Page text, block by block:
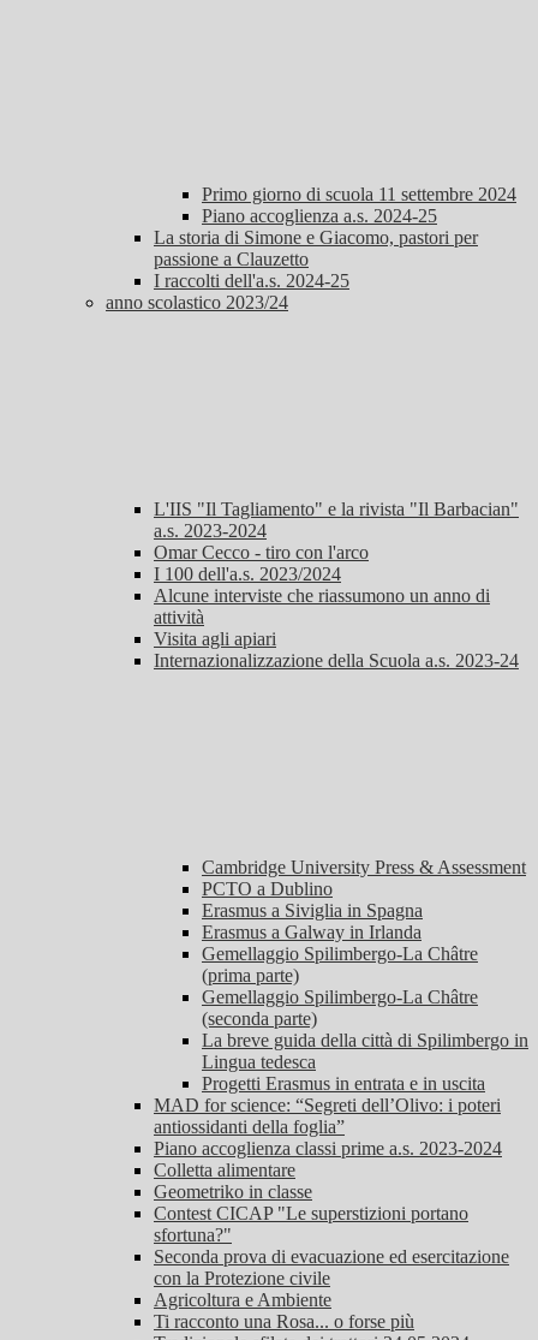
Primo giorno di scuola 11 settembre 2024
Piano accoglienza a.s. 2024-25
La storia di Simone e Giacomo, pastori per
passione a Clauzetto
I raccolti dell'a.s. 2024-25
anno scolastico 2023/24
L'IIS "Il Tagliamento" e la rivista "Il Barbacian"
a.s. 2023-2024
Omar Cecco - tiro con l'arco
I 100 dell'a.s. 2023/2024
Alcune interviste che riassumono un anno di
attività
Visita agli apiari
Internazionalizzazione della Scuola a.s. 2023-24
Cambridge University Press & Assessment
PCTO a Dublino
Erasmus a Siviglia in Spagna
Erasmus a Galway in Irlanda
Gemellaggio Spilimbergo-La Châtre
(prima parte)
Gemellaggio Spilimbergo-La Châtre
(seconda parte)
La breve guida della città di Spilimbergo in
Lingua tedesca
Progetti Erasmus in entrata e in uscita
MAD for science: “Segreti dell’Olivo: i poteri
antiossidanti della foglia”
Piano accoglienza classi prime a.s. 2023-2024
Colletta alimentare
Geometriko in classe
Contest CICAP "Le superstizioni portano
sfortuna?"
Seconda prova di evacuazione ed esercitazione
con la Protezione civile
Agricoltura e Ambiente
Ti racconto una Rosa... o forse più